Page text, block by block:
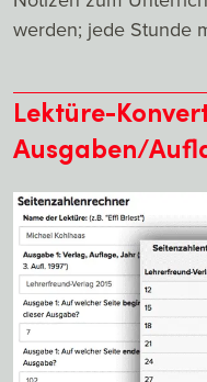
werden; jede Stunde
Lektüre-
Ausgaben/